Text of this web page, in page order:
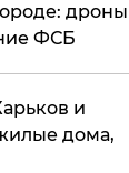
дроны
ФСБ
и
дома,